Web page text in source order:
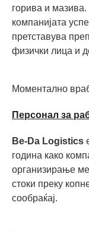
горива и
компанијата
претставува
физички лица и
Моментално
Персонал за
Be-Da Logistics
година како
организирање
стоки преку
сообраќај.